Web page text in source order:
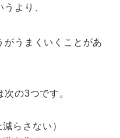
より、
がうまくいくことがあ
の3つです。
減らさない）